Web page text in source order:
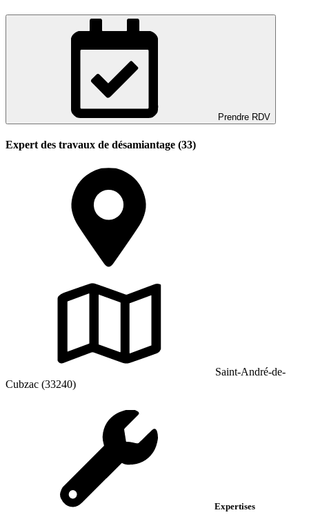
Prendre RDV
Expert des travaux de désamiantage (33)
Saint-André-de-
Cubzac (33240)
Expertises